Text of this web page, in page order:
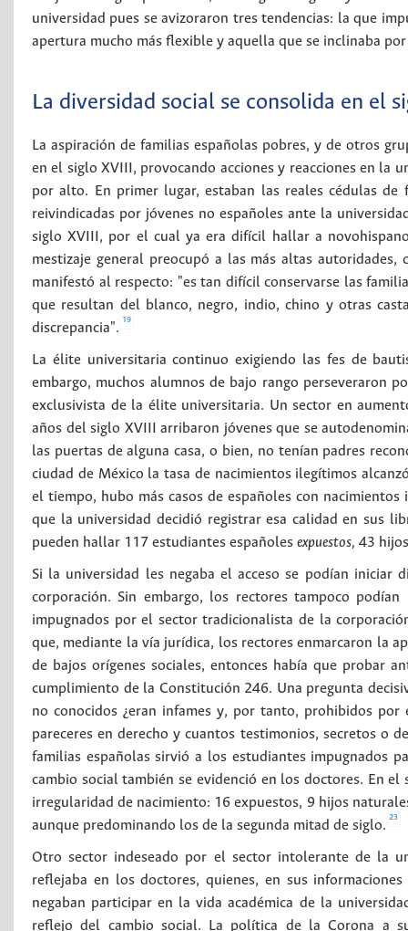
universidad pues se avizoraron tres tendencias: la que
apertura mucho más flexible y aquella que se inclinaba
La diversidad social se consolida en el
La aspiración de familias españolas pobres, y de otros
en el siglo XVIII, provocando acciones y reacciones en la
por alto. En primer lugar, estaban las reales cédulas
reivindicadas por jóvenes no españoles ante la
siglo XVIII, por el cual ya era difícil hallar a
mestizaje general preocupó a las más altas
manifestó al respecto: "es tan difícil conservarse las
que resultan del blanco, negro, indio, chino y otras
discrepancia".
19
La élite universitaria continuo exigiendo las fes de
embargo, muchos alumnos de bajo rango perseveraron
exclusivista de la élite universitaria. Un sector en
años del siglo XVIII arribaron jóvenes que se
las puertas de alguna casa, o bien, no tenían padres
ciudad de México la tasa de nacimientos ilegítimos
el tiempo, hubo más casos de españoles con
que la universidad decidió registrar esa calidad en sus
pueden hallar 117 estudiantes españoles expuestos, 43
Si la universidad les negaba el acceso se podían
corporación. Sin embargo, los rectores tampoco
impugnados por el sector tradicionalista de la
que, mediante la vía jurídica, los rectores enmarcaron la
de bajos orígenes sociales, entonces había que probar
cumplimiento de la Constitución 246. Una pregunta
no conocidos ¿eran infames y, por tanto, prohibidos
pareceres en derecho y cuantos testimonios, secretos o
familias españolas sirvió a los estudiantes impugnados
cambio social también se evidenció en los doctores. En
irregularidad de nacimiento: 16 expuestos, 9 hijos
aunque predominando los de la segunda mitad de siglo.
23
Otro sector indeseado por el sector intolerante de la
reflejaba en los doctores, quienes, en sus
negaban participar en la vida académica de la
reflejo del cambio social. La política de la Corona a